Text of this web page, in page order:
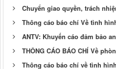
Chuyển giao quyền, trách
Thông cáo báo chí Về tình
ANTV: Khuyến cáo đảm bảo
THÔNG CÁO BÁO CHÍ Về
Thông cáo báo chí về tình